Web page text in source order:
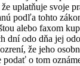
uplatňuje svoje
podľa tohto
alebo faxom
dní odo dňa jej
že jeho
podať o tom